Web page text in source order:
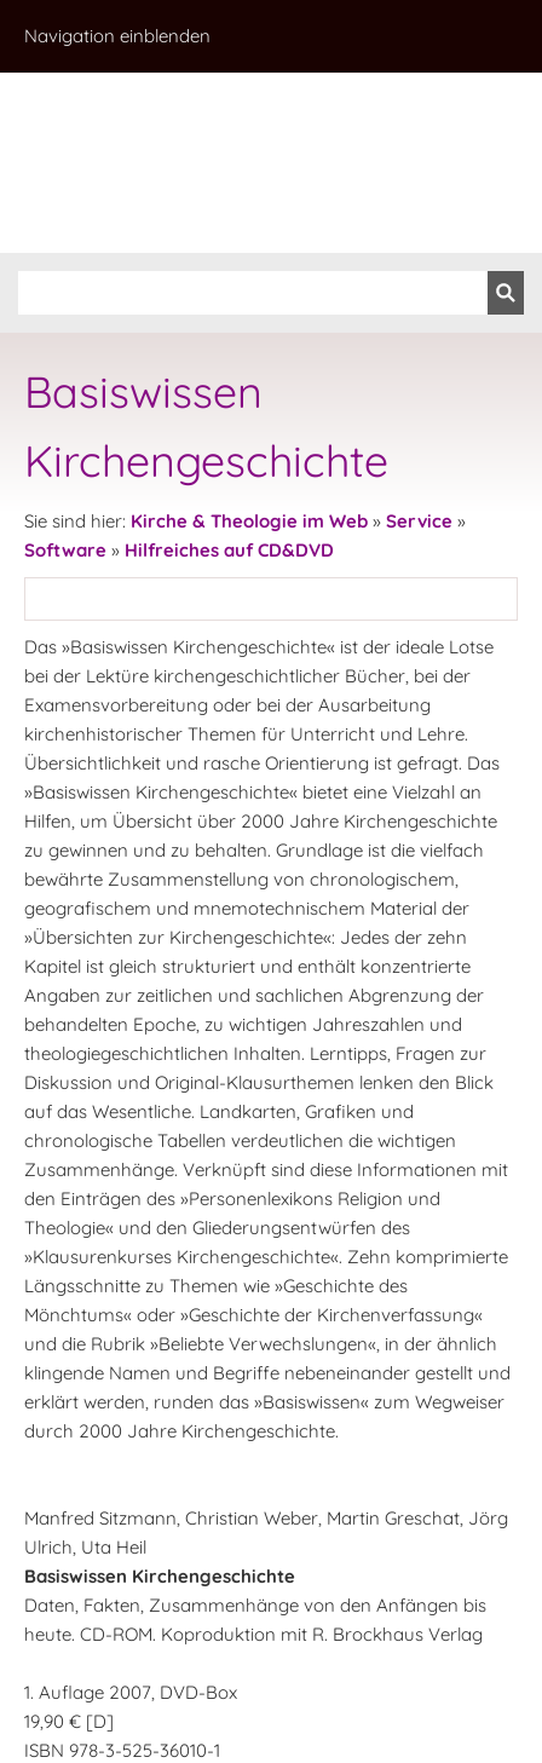
Navigation einblenden
Basiswissen
Kirchengeschichte
Sie sind hier: Kirche & Theologie im Web » Service »
Software » Hilfreiches auf CD&DVD
Das »Basiswissen Kirchengeschichte« ist der ideale Lotse
bei der Lektüre kirchengeschichtlicher Bücher, bei der
Examensvorbereitung oder bei der Ausarbeitung
kirchenhistorischer Themen für Unterricht und Lehre.
Übersichtlichkeit und rasche Orientierung ist gefragt. Das
»Basiswissen Kirchengeschichte« bietet eine Vielzahl an
Hilfen, um Übersicht über 2000 Jahre Kirchengeschichte
zu gewinnen und zu behalten. Grundlage ist die vielfach
bewährte Zusammenstellung von chronologischem,
geografischem und mnemotechnischem Material der
»Übersichten zur Kirchengeschichte«: Jedes der zehn
Kapitel ist gleich strukturiert und enthält konzentrierte
Angaben zur zeitlichen und sachlichen Abgrenzung der
behandelten Epoche, zu wichtigen Jahreszahlen und
theologiegeschichtlichen Inhalten. Lerntipps, Fragen zur
Diskussion und Original-Klausurthemen lenken den Blick
auf das Wesentliche. Landkarten, Grafiken und
chronologische Tabellen verdeutlichen die wichtigen
Zusammenhänge. Verknüpft sind diese Informationen mit
den Einträgen des »Personenlexikons Religion und
Theologie« und den Gliederungsentwürfen des
»Klausurenkurses Kirchengeschichte«. Zehn komprimierte
Längsschnitte zu Themen wie »Geschichte des
Mönchtums« oder »Geschichte der Kirchenverfassung«
und die Rubrik »Beliebte Verwechslungen«, in der ähnlich
klingende Namen und Begriffe nebeneinander gestellt und
erklärt werden, runden das »Basiswissen« zum Wegweiser
durch 2000 Jahre Kirchengeschichte.
Manfred Sitzmann, Christian Weber, Martin Greschat, Jörg
Ulrich, Uta Heil
Basiswissen Kirchengeschichte
Daten, Fakten, Zusammenhänge von den Anfängen bis
heute. CD-ROM. Koproduktion mit R. Brockhaus Verlag
1. Auflage 2007, DVD-Box
19,90 € [D]
ISBN 978-3-525-36010-1